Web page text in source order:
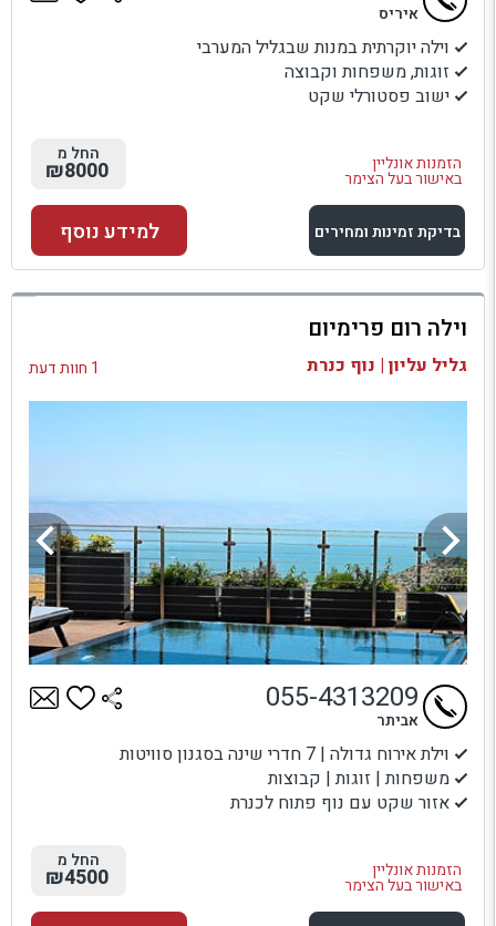
וילה יוקרתית במנות שבגליל המערבי
זוגות, משפחות וקבוצה
ישוב פסטורלי שקט
הזמנות אונליין
באישור בעל הצימר
איריס
החל מ
₪8000
בדיקת זמינות ומחירים
למתחם זה
בדיקת זמינות ומחירים
למידע נוסף
וילה רום פרימיום
גליל עליון | נוף כנרת 1 חוות דעת
וילת אירוח גדולה | 7 חדרי שינה בסגנון סוויטות
משפחות | זוגות | קבוצות
אזור שקט עם נוף פתוח לכנרת
הזמנות אונליין
באישור בעל הצימר
055-4313209
אביתר
החל מ
₪4500